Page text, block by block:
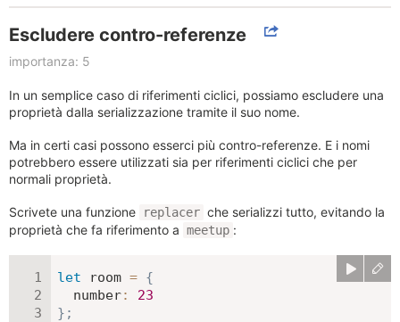
Escludere contro-referenze
importanza: 5
In un semplice caso di riferimenti ciclici, possiamo escludere una
proprietà dalla serializzazione tramite il suo nome.
Ma in certi casi possono esserci più contro-referenze. E i nomi
potrebbero essere utilizzati sia per riferimenti ciclici che per
normali proprietà.
Scrivete una funzione replacer che serializzi tutto, evitando la
proprietà che fa riferimento a meetup :
let room = {
number:
23
} ;